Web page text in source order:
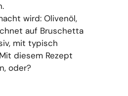
wird: Olivenöl,
auf Bruschetta
mit typisch
diesem Rezept
oder?